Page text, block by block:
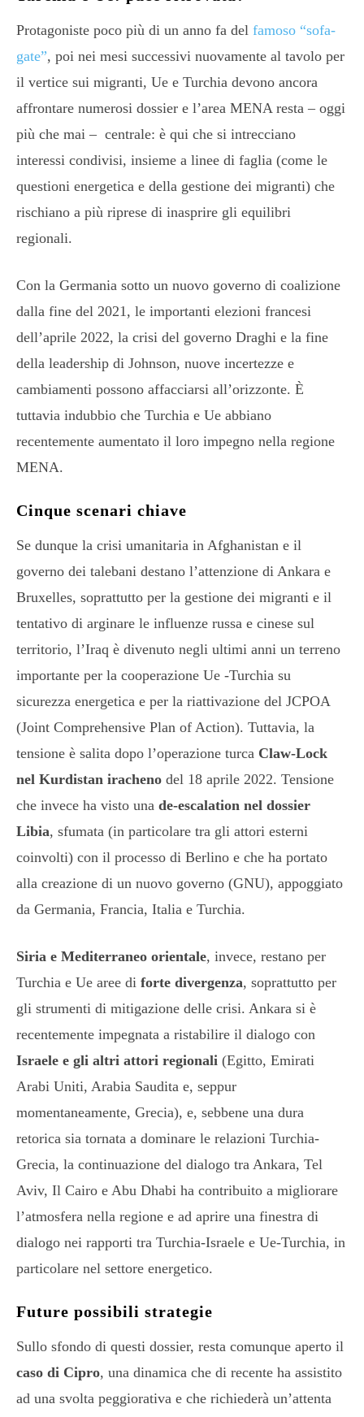
Protagoniste poco più di un anno fa del famoso “sofa-
gate”, poi nei mesi successivi nuovamente al tavolo per
il vertice sui migranti, Ue e Turchia devono ancora
affrontare numerosi dossier e l’area MENA resta – oggi
più che mai – centrale: è qui che si intrecciano
interessi condivisi, insieme a linee di faglia (come le
questioni energetica e della gestione dei migranti) che
rischiano a più riprese di inasprire gli equilibri
regionali.
Con la Germania sotto un nuovo governo di coalizione
dalla fine del 2021, le importanti elezioni francesi
dell’aprile 2022, la crisi del governo Draghi e la fine
della leadership di Johnson, nuove incertezze e
cambiamenti possono affacciarsi all’orizzonte. È
tuttavia indubbio che Turchia e Ue abbiano
recentemente aumentato il loro impegno nella regione
MENA.
Cinque scenari chiave
Se dunque la crisi umanitaria in Afghanistan e il
governo dei talebani destano l’attenzione di Ankara e
Bruxelles, soprattutto per la gestione dei migranti e il
tentativo di arginare le influenze russa e cinese sul
territorio, l’Iraq è divenuto negli ultimi anni un terreno
importante per la cooperazione Ue -Turchia su
sicurezza energetica e per la riattivazione del JCPOA
(Joint Comprehensive Plan of Action). Tuttavia, la
tensione è salita dopo l’operazione turca Claw-Lock
nel Kurdistan iracheno del 18 aprile 2022. Tensione
che invece ha visto una de-escalation nel dossier
Libia, sfumata (in particolare tra gli attori esterni
coinvolti) con il processo di Berlino e che ha portato
alla creazione di un nuovo governo (GNU), appoggiato
da Germania, Francia, Italia e Turchia.
Siria e Mediterraneo orientale, invece, restano per
Turchia e Ue aree di forte divergenza, soprattutto per
gli strumenti di mitigazione delle crisi. Ankara si è
recentemente impegnata a ristabilire il dialogo con
Israele e gli altri attori regionali (Egitto, Emirati
Arabi Uniti, Arabia Saudita e, seppur
momentaneamente, Grecia), e, sebbene una dura
retorica sia tornata a dominare le relazioni Turchia-
Grecia, la continuazione del dialogo tra Ankara, Tel
Aviv, Il Cairo e Abu Dhabi ha contribuito a migliorare
l’atmosfera nella regione e ad aprire una finestra di
dialogo nei rapporti tra Turchia-Israele e Ue-Turchia, in
particolare nel settore energetico.
Future possibili strategie
Sullo sfondo di questi dossier, resta comunque aperto il
caso di Cipro, una dinamica che di recente ha assistito
ad una svolta peggiorativa e che richiederà un’attenta